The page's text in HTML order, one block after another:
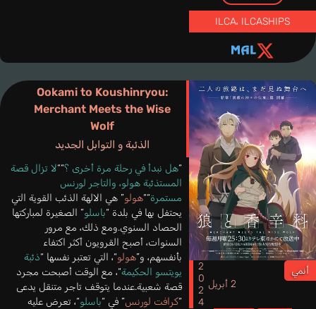
ILCA، ILCASHIPS
Ookami to Koushinryou:
Merchant Meets the Wise
Wolf
الذئبة و التوابل الجديد
أنمي
2 أبريل
2024
“هل نبدأ في رحلة مرة أخرى ؟““لا تزال قصة
المستذئبة هولو، والتاجر لورنس
مستمرة““هولو” هي الالهة الذئب القوية التي
يحتفل بها في بلدة “باسلو” الصغيرة لمباركتها
الحصاد السنوي.ومع ذلك، مع مرور
السنوات، أصبح القرويون أكثر اكتفاء
بأنفسهم، و”هولو“، التي تعتبر نفسها “ذئبة
يويتسو الحكيمة“، مع الوقت أصبحت مجرد
قصة شعبية.عندما يتوقف تاجر متنقل يدعى
“كرافت لورنس” في “باسلو“، تعرض عليه